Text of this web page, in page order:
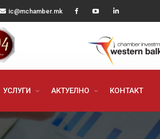
ic@mchamber.mk
УСЛУГИ АКТУЕЛНО КОНТАКТ